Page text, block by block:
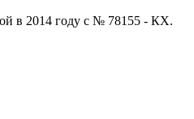
в 2014 году с № 78155 - КХ.